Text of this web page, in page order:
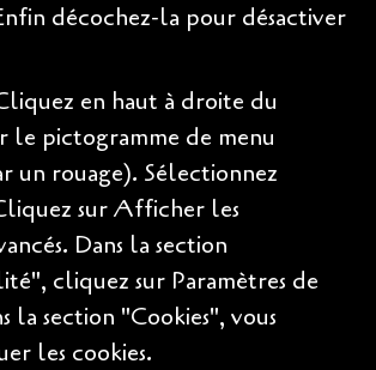
décochez-la pour désactiver
en haut à droite du
le pictogramme de menu
un rouage). Sélectionnez
sur Afficher les
Dans la section
cliquez sur Paramètres de
la section "Cookies", vous
les cookies.